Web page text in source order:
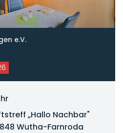
e.V.
„Hallo Nachbar"
Wutha-Farnroda